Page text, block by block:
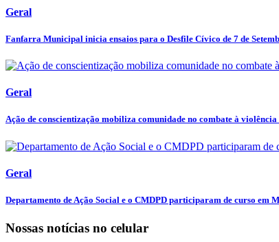
Geral
Fanfarra Municipal inicia ensaios para o Desfile Cívico de 7 de
Geral
Ação de conscientização mobiliza comunidade no combate à
Geral
Departamento de Ação Social e o CMDPD participaram de curso em
Nossas notícias no celular